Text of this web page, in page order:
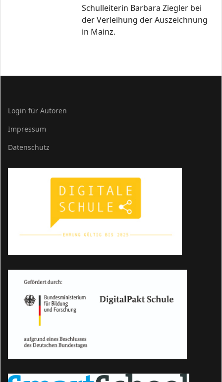
Schulleiterin Barbara Ziegler bei
der Verleihung der Auszeichnung
in Mainz.
Login für Autoren
Impressum
Datenschutz